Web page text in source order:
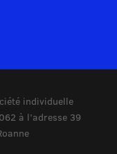
individuelle
à l’adresse 39